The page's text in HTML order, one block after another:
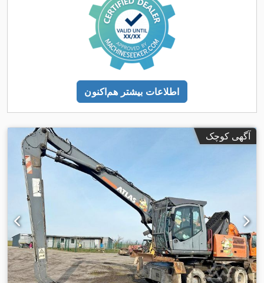
اطلاعات بیشتر هم‌اکنون
آگهی کوچک